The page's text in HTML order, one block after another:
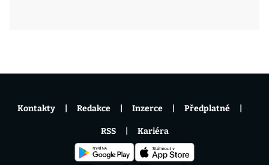
Kontakty Redakce Inzerce Předplatné
RSS Kariéra